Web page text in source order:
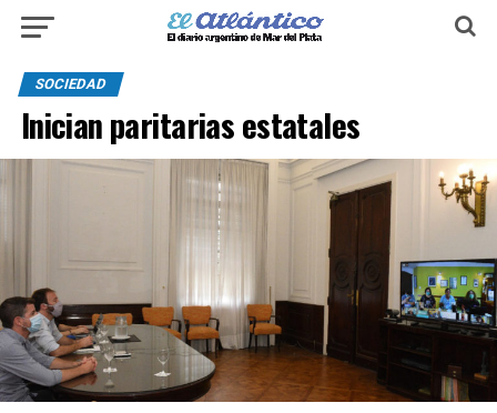
SOCIEDAD
Inician paritarias estatales